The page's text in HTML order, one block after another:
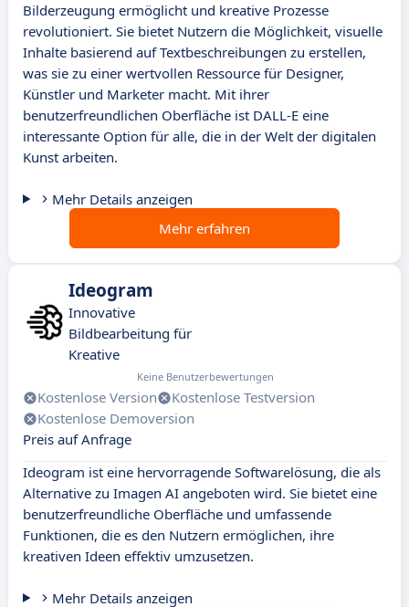
Bilderzeugung ermöglicht und kreative Prozesse
revolutioniert. Sie bietet Nutzern die Möglichkeit, visuelle
Inhalte basierend auf Textbeschreibungen zu erstellen,
was sie zu einer wertvollen Ressource für Designer,
Künstler und Marketer macht. Mit ihrer
benutzerfreundlichen Oberfläche ist DALL-E eine
interessante Option für alle, die in der Welt der digitalen
Kunst arbeiten.
Mehr Details anzeigen
Mehr erfahren
Ideogram
Innovative
Bildbearbeitung für
Kreative
Keine Benutzerbewertungen
Kostenlose Version
Kostenlose Testversion
Kostenlose Demoversion
Preis auf Anfrage
Ideogram ist eine hervorragende Softwarelösung, die als
Alternative zu Imagen AI angeboten wird. Sie bietet eine
benutzerfreundliche Oberfläche und umfassende
Funktionen, die es den Nutzern ermöglichen, ihre
kreativen Ideen effektiv umzusetzen.
Mehr Details anzeigen